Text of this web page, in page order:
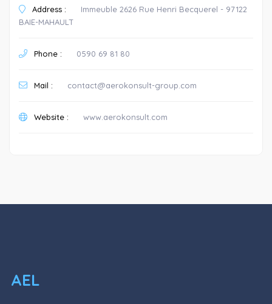
Address :
Immeuble 2626 Rue Henri Becquerel - 97122
BAIE-MAHAULT
Phone : 0590 69 81 80
Mail : contact@aerokonsult-group.com
Website : www.aerokonsult.com
AEL